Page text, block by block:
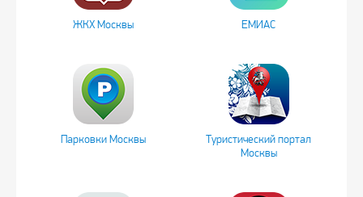
ЖКХ Москвы ЕМИАС
Парковки Москвы
Туристический портал
Москвы